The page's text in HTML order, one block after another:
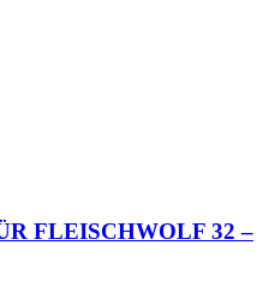
FLEISCHWOLF 32 –